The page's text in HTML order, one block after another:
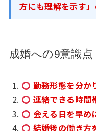
方にも理解を示す」
成婚への9意識点
勤務形態を分か
連絡できる時間
会える日を早め
結婚後の働き方